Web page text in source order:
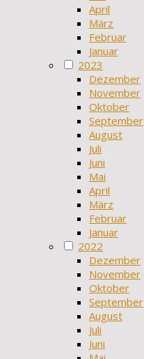
April
März
Februar
Januar
2023
Dezember
November
Oktober
September
August
Juli
Juni
Mai
April
März
Februar
Januar
2022
Dezember
November
Oktober
September
August
Juli
Juni